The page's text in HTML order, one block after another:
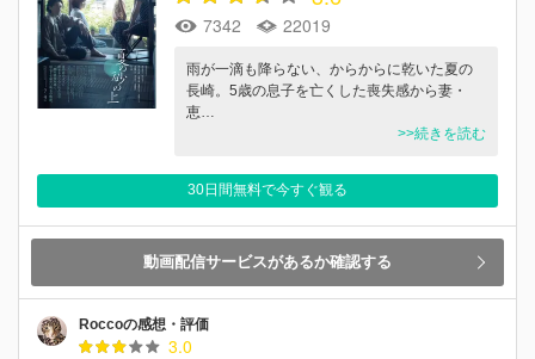
7342 22019
雨が一滴も降らない、からからに乾いた夏の
長崎。5歳の息子を亡くした喪失感から妻・
恵…
>>続きを読む
30日間無料で今すぐ観る
動画配信サービスがあるか確認する
Roccoの感想・評価
3.0